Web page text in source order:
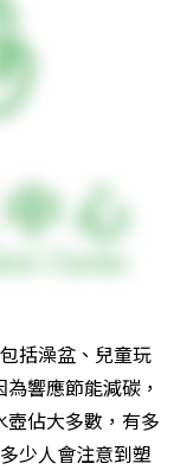
括澡盆、兒童玩
響應節能減碳，
佔大多數，有多
少人會注意到塑